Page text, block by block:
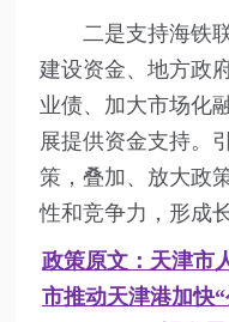
二是支持海铁联
建设资金、地方政
业债、加大市场化
展提供资金支持。
策，叠加、放大政
性和竞争力，形成
政策原文：天津市
市推动天津港加快